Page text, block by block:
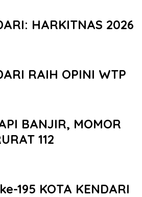
HARKITNAS 2026
RAIH OPINI WTP
BANJIR, MOMOR
112
195 KOTA KENDARI